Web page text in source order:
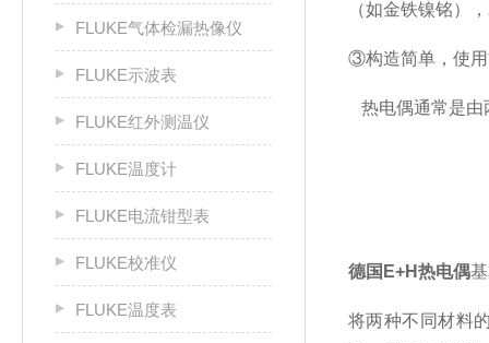
FLUKE气体检漏热像仪
FLUKE示波表
FLUKE红外测温仪
FLUKE温度计
FLUKE电流钳型表
FLUKE校准仪
FLUKE温度表
（如金铁镍铭）
③构造简单，使
热电偶通常是由
德国E+H热电偶
将两种不同材料